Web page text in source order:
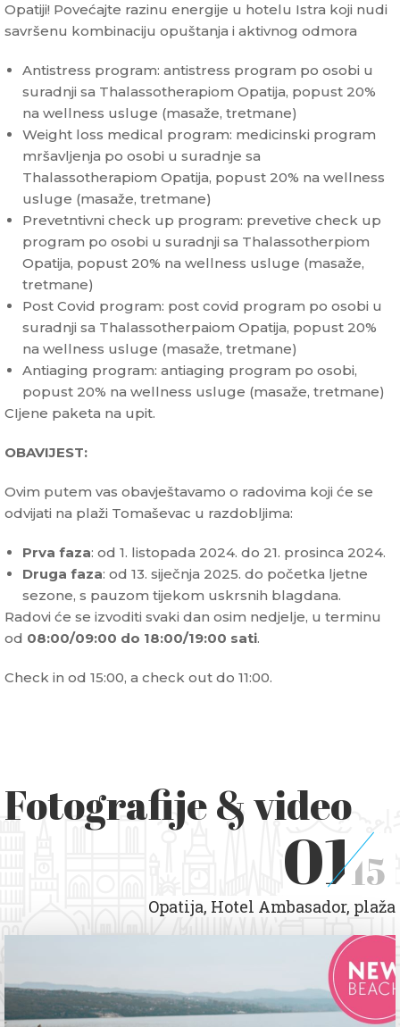
Opatiji! Povećajte razinu energije u hotelu Istra koji nudi
savršenu kombinaciju opuštanja i aktivnog odmora
Antistress program: antistress program po osobi u
suradnji sa Thalassotherapiom Opatija, popust 20%
na wellness usluge (masaže, tretmane)
Weight loss medical program: medicinski program
mršavljenja po osobi u suradnje sa
Thalassotherapiom Opatija, popust 20% na wellness
usluge (masaže, tretmane)
Prevetntivni check up program: prevetive check up
program po osobi u suradnji sa Thalassotherpiom
Opatija, popust 20% na wellness usluge (masaže,
tretmane)
Post Covid program: post covid program po osobi u
suradnji sa Thalassotherpaiom Opatija, popust 20%
na wellness usluge (masaže, tretmane)
Antiaging program: antiaging program po osobi,
popust 20% na wellness usluge (masaže, tretmane)
CIjene paketa na upit.
OBAVIJEST:
Ovim putem vas obavještavamo o radovima koji će se
odvijati na plaži Tomaševac u razdobljima:
Prva faza: od 1. listopada 2024. do 21. prosinca 2024.
Druga faza: od 13. siječnja 2025. do početka ljetne
sezone, s pauzom tijekom uskrsnih blagdana.
Radovi će se izvoditi svaki dan osim nedjelje, u terminu
od 08:00/09:00 do 18:00/19:00 sati.
Check in od 15:00, a check out do 11:00.
Fotografije & video
0115
Opatija, Hotel Ambasador, plaža